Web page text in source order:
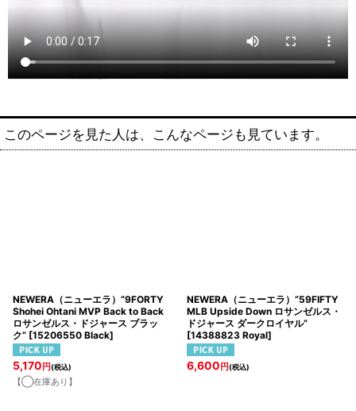
このページを見た人は、こんなページも見ています。
NEWERA（ニューエラ）“9FORTY
Shohei Ohtani MVP Back to Back
ロサンゼルス・ドジャース ブラッ
ク” [15206550 Black]
5,170 円(税込)
【◯在庫あり】
NEWERA（ニューエラ）“59FIFTY
MLB Upside Down ロサンゼルス・
ドジャース ダークロイヤル”
[14388823 Royal]
6,600 円(税込)